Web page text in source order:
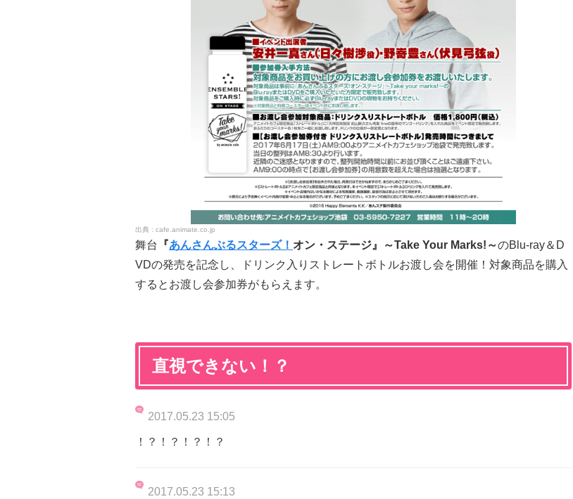
cafe.animate.co.jp
舞台 『あんさんぶるスターズ！ オン・ステージ』～Take Your Marks!～のBlu-ray＆D
VDの発売を記念し、ドリンク入りストレートボトルお渡し会を開催！対象商品を購入
するとお渡し会参加券がもらえます。
直視できない！？
2017.05.23 15:05
！？！？！？！？
2017.05.23 15:13